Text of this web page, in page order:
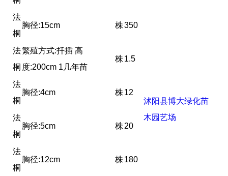
法
桐
胸径:15cm 株350
法
桐
繁殖方式:扦插 高
度:200cm 1几年苗
株1.5
沭阳县博大绿化苗
木园艺场
法
桐
胸径:4cm 株12
法
桐
胸径:5cm 株20
法
桐
胸径:12cm 株180